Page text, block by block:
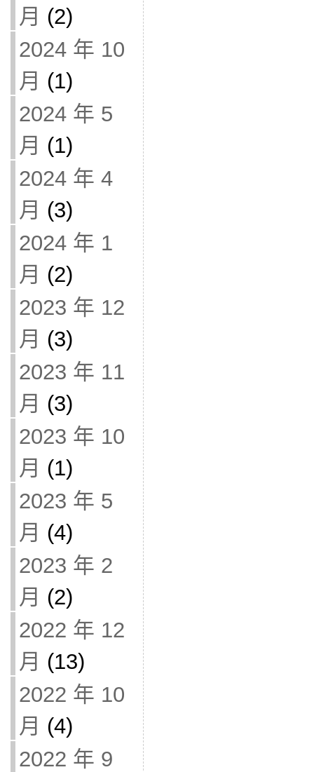
月 (2)
2024 年 10
月 (1)
2024 年 5
月 (1)
2024 年 4
月 (3)
2024 年 1
月 (2)
2023 年 12
月 (3)
2023 年 11
月 (3)
2023 年 10
月 (1)
2023 年 5
月 (4)
2023 年 2
月 (2)
2022 年 12
月 (13)
2022 年 10
月 (4)
2022 年 9